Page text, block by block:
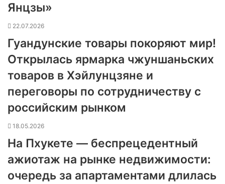
Янцзы»
22.07.2026
Гуандунские товары покоряют мир!
Открылась ярмарка чжуншаньских
товаров в Хэйлунцзяне и
переговоры по сотрудничеству с
российским рынком
18.05.2026
На Пхукете — беспрецедентный
ажиотаж на рынке недвижимости:
очередь за апартаментами длилась